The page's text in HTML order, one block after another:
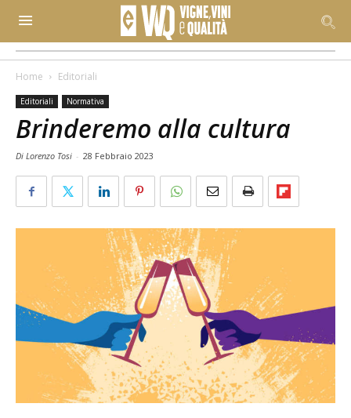
Home Editoriali
Editoriali Normativa
Brinderemo alla cultura
Di Lorenzo Tosi - 28 Febbraio 2023